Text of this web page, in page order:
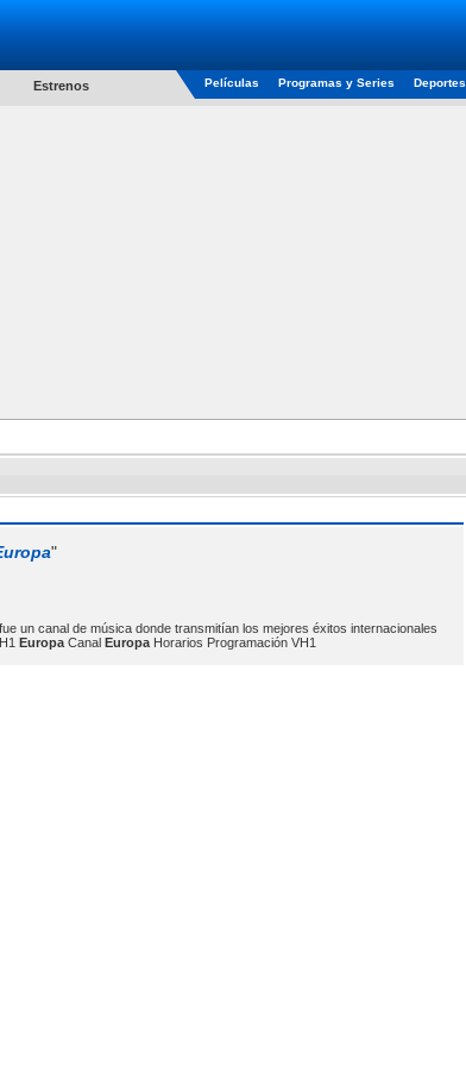
Estrenos Películas Programas y Series Deportes
"
fue un canal de música donde transmitían los mejores éxitos internacionales
Europa Canal Europa Horarios Programación VH1